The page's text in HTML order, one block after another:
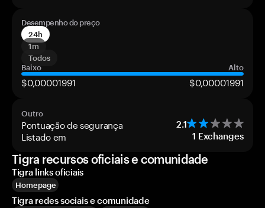
Desempenho do preço
24h
1m
Todos
Baixo
Alto
$0,00001991 $0,00001991
Outro
Pontuação de segurança 2.1
Listado em 1 Exchanges
Tigra recursos oficiais e comunidade
Tigra links oficiais
Homepage
Tigra redes sociais e comunidade